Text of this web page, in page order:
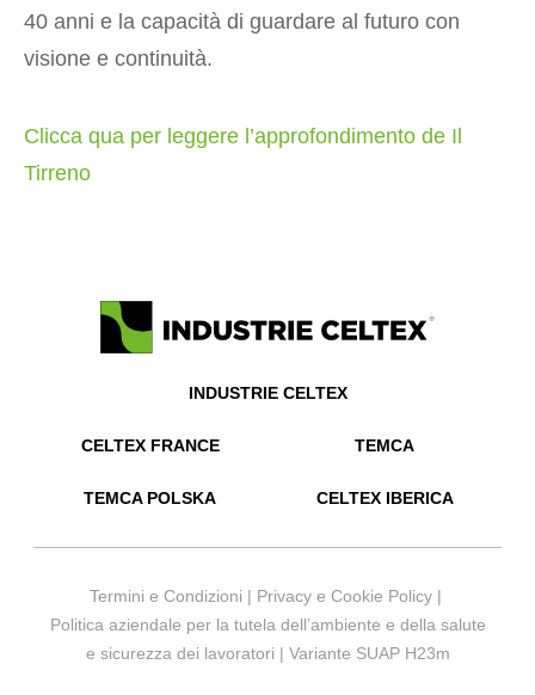
40 anni e la capacità di guardare al futuro con
visione e continuità.
Clicca qua per leggere l’approfondimento de Il
Tirreno
INDUSTRIE CELTEX
CELTEX FRANCE TEMCA
TEMCA POLSKA CELTEX IBERICA
Termini e Condizioni | Privacy e Cookie Policy|
Politica aziendale per la tutela dell’ambiente e della salute
e sicurezza dei lavoratori | Variante SUAP H23m